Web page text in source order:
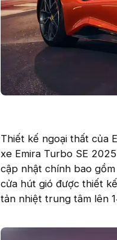
Thiết kế ngoại thất của
xe Emira Turbo SE
cập nhật chính bao
cửa hút gió được thiết
tản nhiệt trung tâm lên